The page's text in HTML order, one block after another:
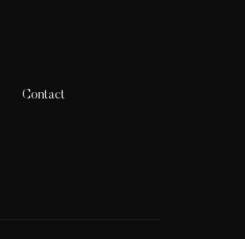
Contact